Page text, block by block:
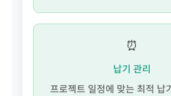
⏰
납기 관리
프로젝트 일정에 맞는 최적 납